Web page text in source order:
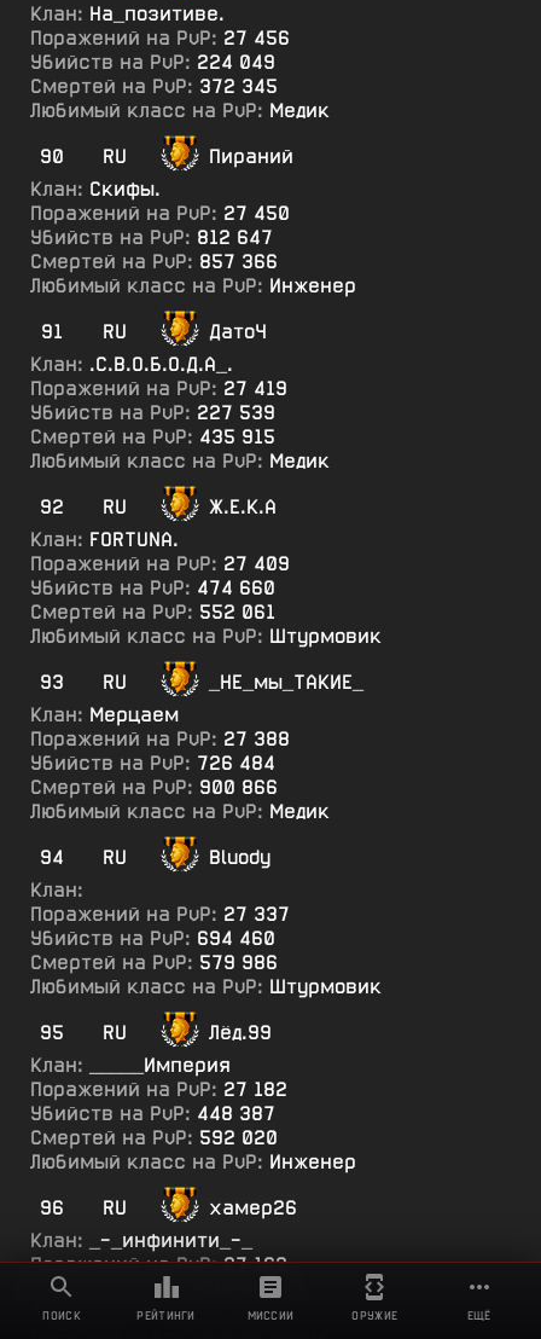
Клан: На_позитиве.
Поражений на PvP: 27 456
Убийств на PvP: 224 049
Смертей на PvP: 372 345
Любимый класс на PvP: Медик
90
RU
Пираний
Клан: Скифы.
Поражений на PvP: 27 450
Убийств на PvP: 812 647
Смертей на PvP: 857 366
Любимый класс на PvP: Инженер
91
RU
ДатоЧ
Клан: .С.В.О.Б.О.Д.А_.
Поражений на PvP: 27 419
Убийств на PvP: 227 539
Смертей на PvP: 435 915
Любимый класс на PvP: Медик
92
RU
Ж.Е.К.А
Клан: FORTUNA.
Поражений на PvP: 27 409
Убийств на PvP: 474 660
Смертей на PvP: 552 061
Любимый класс на PvP: Штурмовик
93
RU
_НЕ_мы_ТАКИЕ_
Клан: Мерцаем
Поражений на PvP: 27 388
Убийств на PvP: 726 484
Смертей на PvP: 900 866
Любимый класс на PvP: Медик
94
RU
Bluody
Клан:
Поражений на PvP: 27 337
Убийств на PvP: 694 460
Смертей на PvP: 579 986
Любимый класс на PvP: Штурмовик
95
RU
Лёд.99
Клан:
_____Империя
Поражений на PvP: 27 182
Убийств на PvP: 448 387
Смертей на PvP: 592 020
Любимый класс на PvP: Инженер
96
RU
хамер26
Клан:
_-_инфинити_-_
Поражений на PvP:27 162
Убийств на PvP:
446 885
Смертей на PvP:
481 382
ПОИСК РЕЙТИНГИ МИССИИ ОРУЖИЕ ЕЩЁ